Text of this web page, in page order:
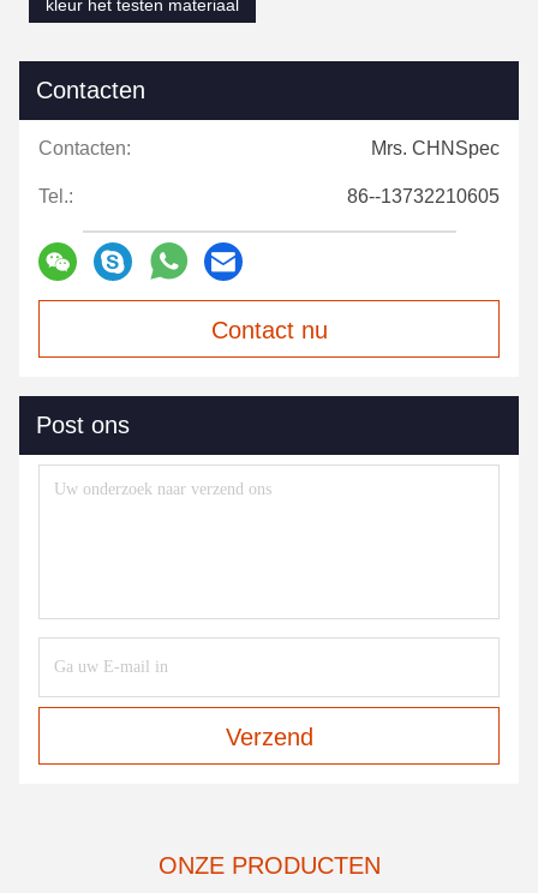
14. Vier soorten UV-testmodi voor het meten van
fluorescentiemateriaal
Deel 4. Tafelmodel spectrofotometerstructuur
Deel 6. Meer foto's van tafelmodel spectrofotometer